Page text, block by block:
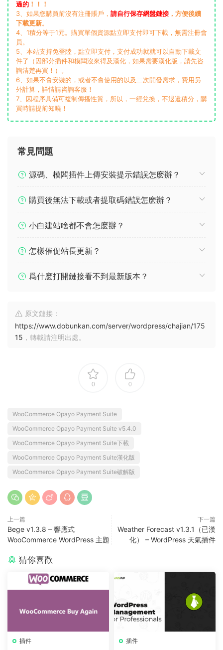
過的 ！！！
3、如果您購買前沒有注冊賬戶， 請自行保存網盤鏈接 ，方便後續
下載更新。
4、1積分等于1元。購買單個資源點立即支付即可下載，無需注冊會
員。
5、本站支持免登陸，點立即支付，支付成功就就可以自動下載文
件了（因部分插件和模闆沒來得及漢化，如果需要漢化版，請先咨
詢清楚再買！）。
6、如果不會安裝的，或者不會使用的以及二次開發需求，費用另
外計算，詳情請咨詢客服！
7、因程序具備可複制傳播性質，所以，一經兌換，不退還積分，購
買時請提前知曉！
常見問題
源碼、模闆插件上傳安裝提示錯誤怎麽辦？
購買後無法下載或者提取碼錯誤怎麽辦？
小白建站啥都不會怎麽辦？
怎樣催促站長更新？
爲什麽打開鏈接看不到最新版本？
原文鏈接：
https://www.dobunkan.com/server/wordpress/chajian/175
15 ，轉載請注明出處。
0 0
WooCommerce Opayo Payment Suite
WooCommerce Opayo Payment Suite v5.4.0
WooCommerce Opayo Payment Suite下載
WooCommerce Opayo Payment Suite漢化版
WooCommerce Opayo Payment Suite破解版
上一篇
Bege v1.3.8 – 響應式
WooCommerce WordPress 主題
下一篇
Weather Forecast v1.3.1（已漢
化） – WordPress 天氣插件
猜你喜歡
插件 插件